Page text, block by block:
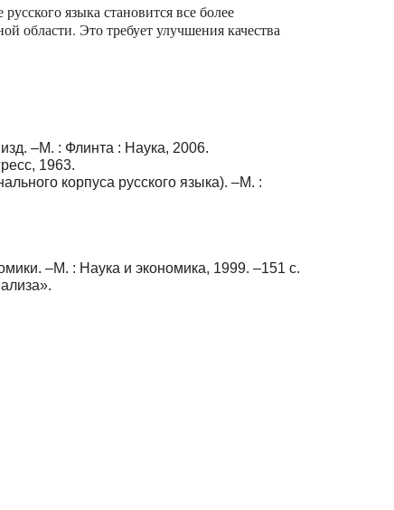
языка становится все более
области. Это требует улучшения качества
–М. : Флинта : Наука, 2006.
1963.
корпуса русского языка). –М. :
–М. : Наука и экономика, 1999. –151 с.